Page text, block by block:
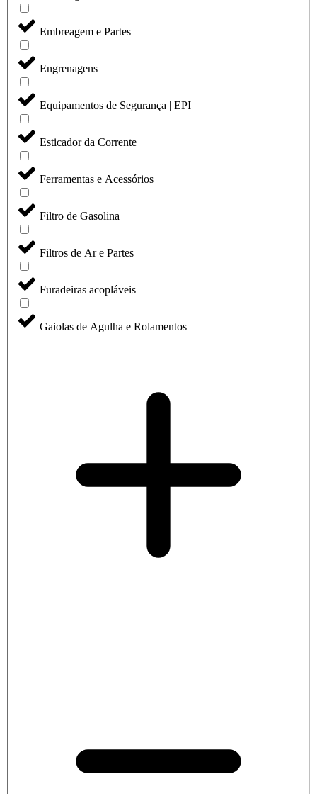
Embreagem e Partes
Engrenagens
Equipamentos de Segurança | EPI
Esticador da Corrente
Ferramentas e Acessórios
Filtro de Gasolina
Filtros de Ar e Partes
Furadeiras acopláveis
Gaiolas de Agulha e Rolamentos